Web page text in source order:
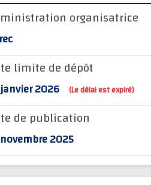
Administration organisatrice
Sorec
Date limite de dépôt
27 janvier 2026(Le délai est expiré)
Date de publication
27 novembre 2025